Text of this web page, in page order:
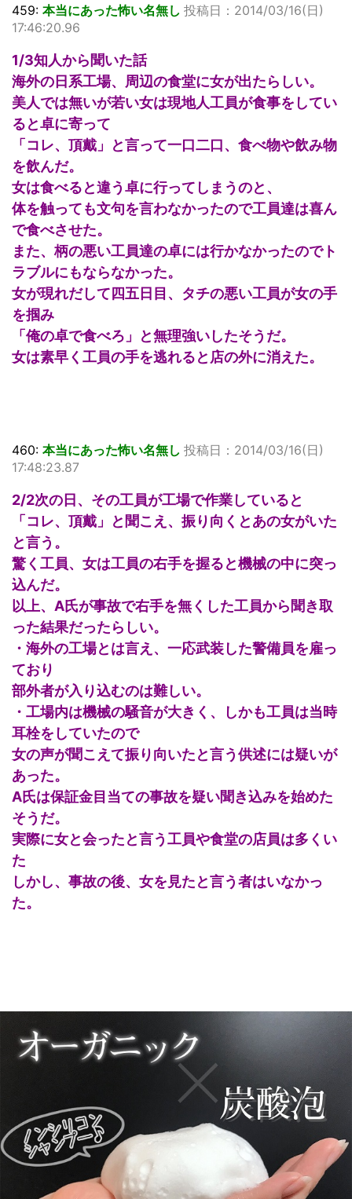
459: 本当にあった怖い名無し 投稿日：2014/03/16(日)
17:46:20.96
1/3知人から聞いた話
海外の日系工場、周辺の食堂に女が出たらしい。
美人では無いが若い女は現地人工員が食事をしてい
ると卓に寄って
「コレ、頂戴」と言って一口二口、食べ物や飲み物
を飲んだ。
女は食べると違う卓に行ってしまうのと、
体を触っても文句を言わなかったので工員達は喜ん
で食べさせた。
また、柄の悪い工員達の卓には行かなかったのでト
ラブルにもならなかった。
女が現れだして四五日目、タチの悪い工員が女の手
を掴み
「俺の卓で食べろ」と無理強いしたそうだ。
女は素早く工員の手を逃れると店の外に消えた。
460: 本当にあった怖い名無し 投稿日：2014/03/16(日)
17:48:23.87
2/2次の日、その工員が工場で作業していると
「コレ、頂戴」と聞こえ、振り向くとあの女がいた
と言う。
驚く工員、女は工員の右手を握ると機械の中に突っ
込んだ。
以上、A氏が事故で右手を無くした工員から聞き取
った結果だったらしい。
・海外の工場とは言え、一応武装した警備員を雇っ
ており
部外者が入り込むのは難しい。
・工場内は機械の騒音が大きく、しかも工員は当時
耳栓をしていたので
女の声が聞こえて振り向いたと言う供述には疑いが
あった。
A氏は保証金目当ての事故を疑い聞き込みを始めた
そうだ。
実際に女と会ったと言う工員や食堂の店員は多くい
た
しかし、事故の後、女を見たと言う者はいなかっ
た。